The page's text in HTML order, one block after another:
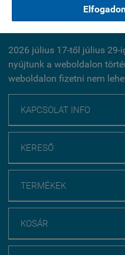
2026 július 17-től július 29-
nyújtunk a weboldalon
weboldalon fizetni nem
KAPCSOLAT INFO
KERESŐ
TERMÉKEK
KOSÁR